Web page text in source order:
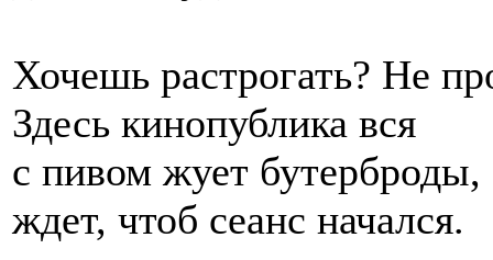
Хочешь растрогать? Не
Здесь кинопублика вся
с пивом жует бутерброды,
ждет, чтоб сеанс начался.